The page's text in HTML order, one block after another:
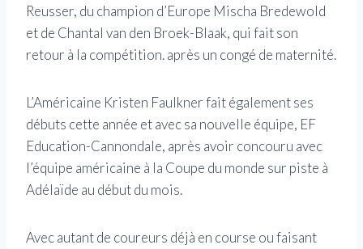
Reusser, du champion d’Europe Mischa Bredewold
et de Chantal van den Broek-Blaak, qui fait son
retour à la compétition. après un congé de maternité.
L’Américaine Kristen Faulkner fait également ses
débuts cette année et avec sa nouvelle équipe, EF
Education-Cannondale, après avoir concouru avec
l’équipe américaine à la Coupe du monde sur piste à
Adélaïde au début du mois.
Avec autant de coureurs déjà en course ou faisant